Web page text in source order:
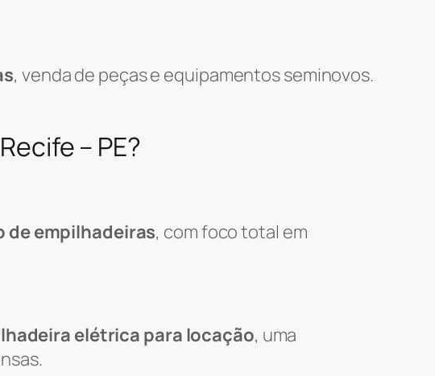
, venda de peças e equipamentos seminovos.
– PE?
de empilhadeiras, com foco total em
elétrica para locação, uma